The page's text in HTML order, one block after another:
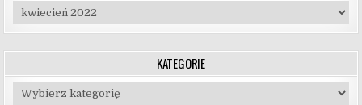
Archiwa
KATEGORIE
Kategorie